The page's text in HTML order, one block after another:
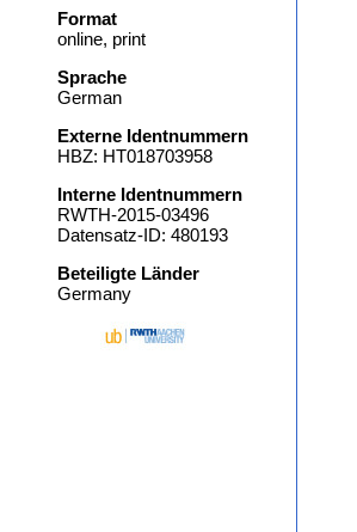
Format
online, print
Sprache
German
Externe Identnummern
HBZ: HT018703958
Interne Identnummern
RWTH-2015-03496
Datensatz-ID: 480193
Beteiligte Länder
Germany